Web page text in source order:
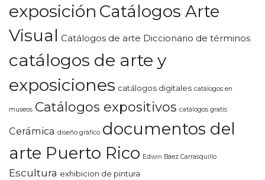
exposición Catálogos Arte
Visual Catálogos de arte Diccionario de términos
catálogos de arte y
exposiciones catálogos digitales catálogos en
museos Catálogos expositivos catálogos gratis
Cerámica diseño gráfico documentos del
arte Puerto Rico Edwin Báez Carrasquillo
Escultura exhibicion de pintura